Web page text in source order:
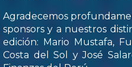
Agradecemos
sponsors y a nuestros
edición: Mario Mustafa,
Costa del Sol y José